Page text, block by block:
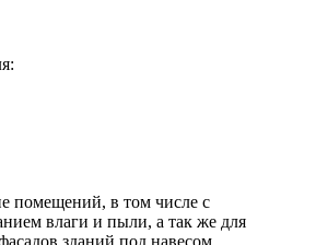
помещений, в том числе с
влаги и пыли, а так же для
зданий под навесом